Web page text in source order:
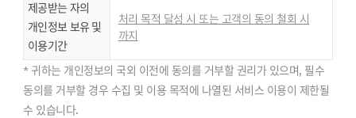
제공받는 자의
개인정보 보유 및
이용기간
처리 목적 달성 시 또는 고객의 동의 철회 시
까지
* 귀하는 개인정보의 국외 이전에 동의를 거부할 권리가 있으며, 필수
동의를 거부할 경우 수집 및 이용 목적에 나열된 서비스 이용이 제한될
수 있습니다.